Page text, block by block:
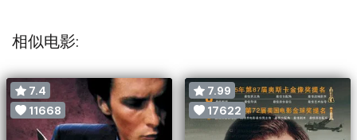
相似电影:
7.4
11668
7.99
17622